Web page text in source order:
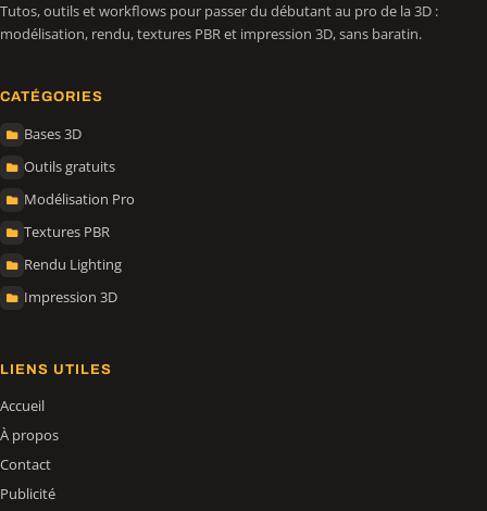
Tutos, outils et workflows pour passer du débutant au pro de la 3D :
modélisation, rendu, textures PBR et impression 3D, sans baratin.
CATÉGORIES
Bases 3D
Outils gratuits
Modélisation Pro
Textures PBR
Rendu Lighting
Impression 3D
LIENS UTILES
Accueil
À propos
Contact
Publicité